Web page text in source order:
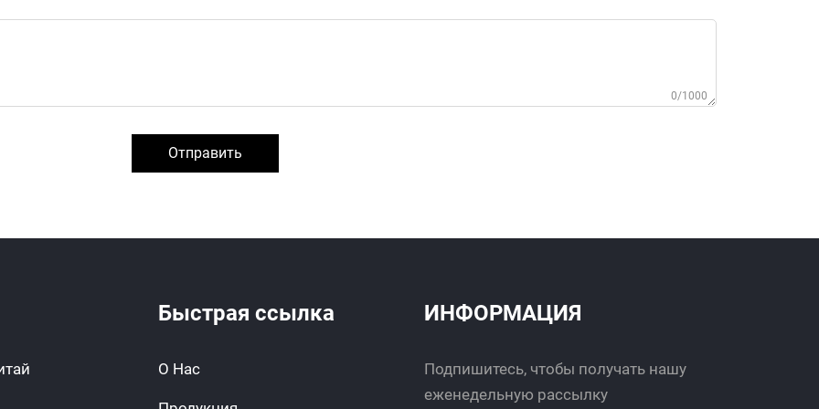
0/1000
Отправить
Быстрая ссылка
О Нас
ИНФОРМАЦИЯ
Подпишитесь, чтобы получать нашу
еженедельную рассылку